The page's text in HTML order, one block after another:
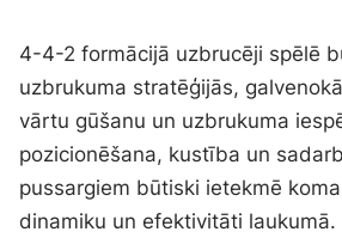
4-4-2 formācijā uzbrucēji spēlē
uzbrukuma stratēģijās,
vārtu gūšanu un uzbrukuma
pozicionēšana, kustība un
pussargiem būtiski ietekmē
dinamiku un efektivitāti laukumā.